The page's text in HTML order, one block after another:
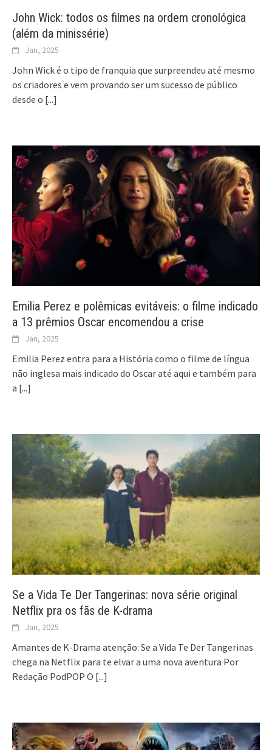
John Wick: todos os filmes na ordem cronológica
(além da minissérie)
Jan, 2025
John Wick é o tipo de franquia que surpreendeu até mesmo
os criadores e vem provando ser um sucesso de público
desde o [...]
Emilia Perez e polêmicas evitáveis: o filme indicado
a 13 prêmios Oscar encomendou a crise
Jan, 2025
Emilia Perez entra para a História como o filme de língua
não inglesa mais indicado do Oscar até aqui e também para
a [...]
Se a Vida Te Der Tangerinas: nova série original
Netflix pra os fãs de K-drama
Jan, 2025
Amantes de K-Drama atenção: Se a Vida Te Der Tangerinas
chega na Netflix para te elvar a uma nova aventura Por
Redação PodPOP O [...]